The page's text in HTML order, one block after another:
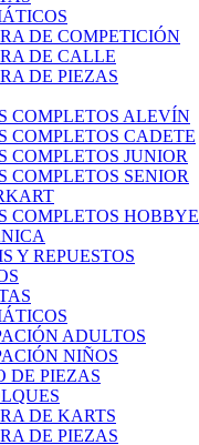
DE COMPETICIÓN
DE CALLE
DE PIEZAS
COMPLETOS ALEVÍN
COMPLETOS CADETE
COMPLETOS JUNIOR
COMPLETOS SENIOR
COMPLETOS HOBBYE
Y REPUESTOS
ADULTOS
NIÑOS
DE PIEZAS
DE KARTS
DE PIEZAS